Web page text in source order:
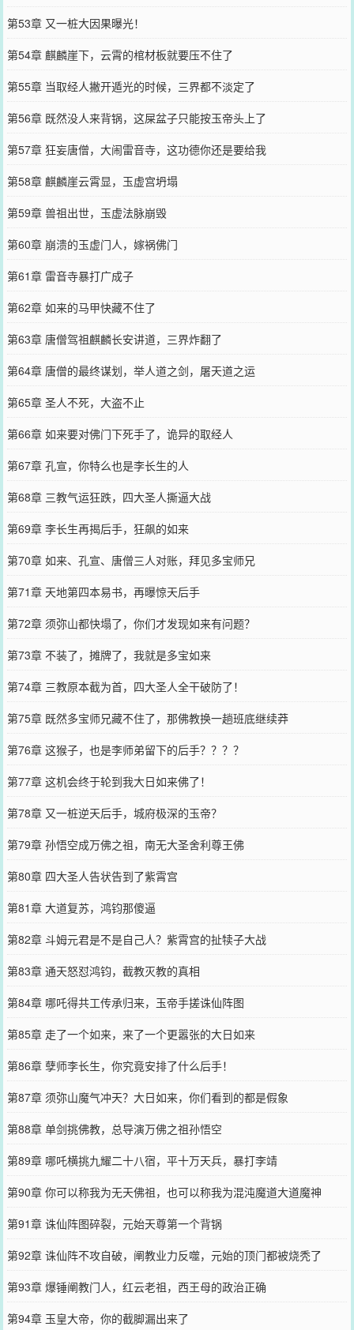
第53章 又一桩大因果曝光！
第54章 麒麟崖下，云霄的棺材板就要压不住了
第55章 当取经人撇开遁光的时候，三界都不淡定了
第56章 既然没人来背锅，这屎盆子只能按玉帝头上了
第57章 狂妄唐僧，大闹雷音寺，这功德你还是要给我
第58章 麒麟崖云霄显，玉虚宫坍塌
第59章 兽祖出世，玉虚法脉崩毁
第60章 崩溃的玉虚门人，嫁祸佛门
第61章 雷音寺暴打广成子
第62章 如来的马甲快藏不住了
第63章 唐僧驾祖麒麟长安讲道，三界炸翻了
第64章 唐僧的最终谋划，举人道之剑，屠天道之运
第65章 圣人不死，大盗不止
第66章 如来要对佛门下死手了，诡异的取经人
第67章 孔宣，你特么也是李长生的人
第68章 三教气运狂跌，四大圣人撕逼大战
第69章 李长生再揭后手，狂飙的如来
第70章 如来、孔宣、唐僧三人对账，拜见多宝师兄
第71章 天地第四本易书，再曝惊天后手
第72章 须弥山都快塌了，你们才发现如来有问题？
第73章 不装了，摊牌了，我就是多宝如来
第74章 三教原本截为首，四大圣人全干破防了！
第75章 既然多宝师兄藏不住了，那佛教换一趟班底继续莽
第76章 这猴子，也是李师弟留下的后手？？？？
第77章 这机会终于轮到我大日如来佛了！
第78章 又一桩逆天后手，城府极深的玉帝？
第79章 孙悟空成万佛之祖，南无大圣舍利尊王佛
第80章 四大圣人告状告到了紫霄宫
第81章 大道复苏，鸿钧那傻逼
第82章 斗姆元君是不是自己人？紫霄宫的扯犊子大战
第83章 通天怒怼鸿钧，截教灭教的真相
第84章 哪吒得共工传承归来，玉帝手搓诛仙阵图
第85章 走了一个如来，来了一个更嚣张的大日如来
第86章 孽师李长生，你究竟安排了什么后手！
第87章 须弥山魔气冲天？大日如来，你们看到的都是假象
第88章 单剑挑佛教，总导演万佛之祖孙悟空
第89章 哪吒横挑九耀二十八宿，平十万天兵，暴打李靖
第90章 你可以称我为无天佛祖，也可以称我为混沌魔道大道魔神
第91章 诛仙阵图碎裂，元始天尊第一个背锅
第92章 诛仙阵不攻自破，阐教业力反噬，元始的顶门都被烧秃了
第93章 爆锤阐教门人，红云老祖，西王母的政治正确
第94章 玉皇大帝，你的截脚漏出来了